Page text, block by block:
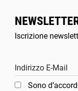
Iscrizione
Indirizzo E-Mail
Sono